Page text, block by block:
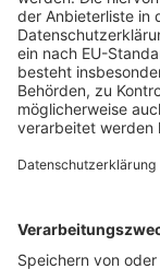
(PM BaFin vom